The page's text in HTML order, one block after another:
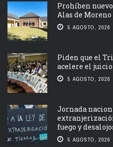
Prohíben
Alas de Moreno
5 AGOSTO, 2026
Piden que el
acelere el
5 AGOSTO, 2026
Jornada
fuego y
5 AGOSTO, 2026